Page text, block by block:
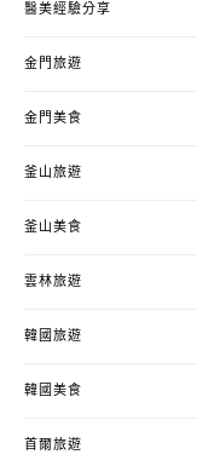
醫美經驗分享
金門旅遊
金門美食
釜山旅遊
釜山美食
雲林旅遊
韓國旅遊
韓國美食
首爾旅遊